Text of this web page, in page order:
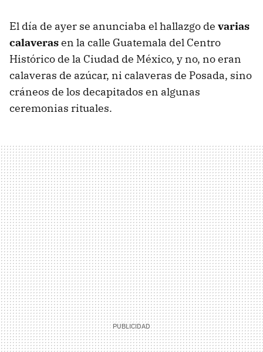
El día de ayer se anunciaba el hallazgo de varias
calaverasen la calle Guatemala del Centro
Histórico de la Ciudad de México, y no, no eran
calaveras de azúcar, ni calaveras de Posada, sino
cráneos de los decapitados en algunas
ceremonias rituales.